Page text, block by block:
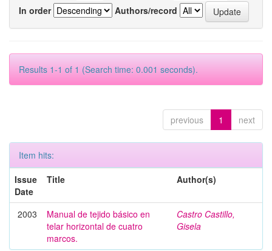
In order
Authors/record
Results 1-1 of 1 (Search time: 0.001 seconds).
previous 1 next
Item hits:
Issue
Date
Title Author(s)
2003
Manual de tejido básico en
telar horizontal de cuatro
marcos.
Castro Castillo,
Gisela